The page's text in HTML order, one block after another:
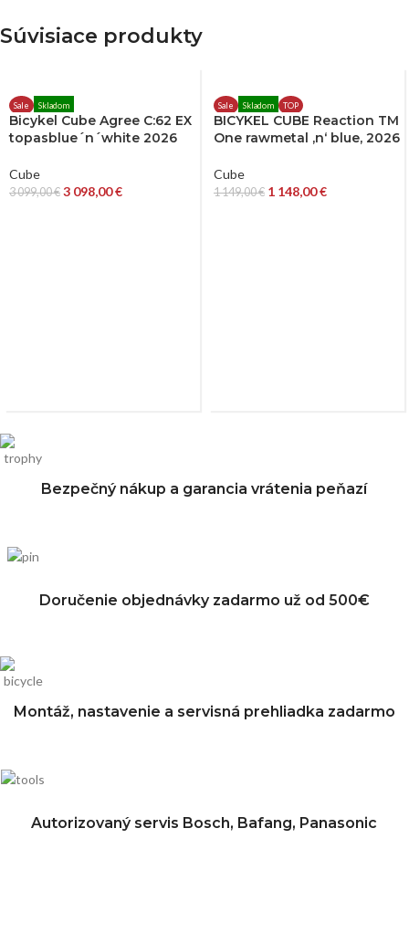
Súvisiace produkty
Sale Skladom
Bicykel Cube Agree C:62 EX
topasblue´n´white 2026
Cube
3 099,00€ 3 098,00€
Sale Skladom TOP
BICYKEL CUBE Reaction TM
One rawmetal ‚n‘ blue, 2026
Cube
1 149,00€ 1 148,00€
Autorizovaný servis Bosch, Bafang, Panasonic
Montáž, nastavenie a servisná prehliadka zadarmo
Doručenie objednávky zadarmo už od 500€
Bezpečný nákup a garancia vrátenia peňazí